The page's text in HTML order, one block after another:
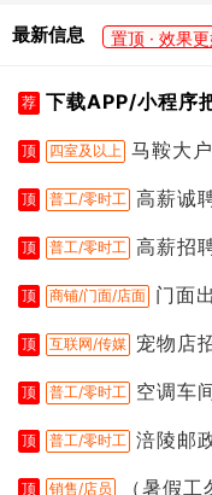
最新信息 置顶 · 效果
荐 下载APP/小程序
顶 四室及以上 马鞍大
顶 普工/零时工 高薪诚
顶 普工/零时工 高薪招
顶 商铺/门面/店面 门面
顶 互联网/传媒 宠物店
顶 普工/零时工 空调车
顶 普工/零时工 涪陵邮
顶 销售/店员
（暑假